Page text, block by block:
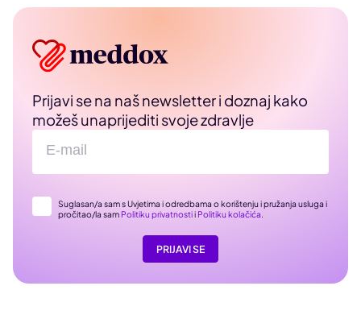
Prijavi se na naš newsletter i doznaj kako
možeš unaprijediti svoje zdravlje
Suglasan/a sam s Uvjetima i odredbama o korištenju i pružanja usluga i
pročitao/la sam Politiku privatnostii Politiku kolačića.
PRIJAVI SE